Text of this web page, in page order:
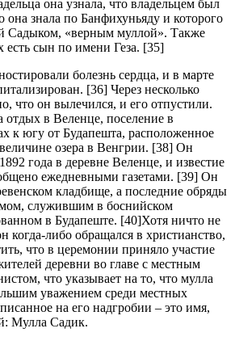
она узнала, что владельцем был
она знала по Банфихуньяду и которого
Садыком, «верным муллой». Также
есть сын по имени Геза. [35]
болезнь сердца, и в марте
[36] Через несколько
что он вылечился, и его отпустили.
отдых в Веленце, поселение в
к югу от Будапешта, расположенное
озера в Венгрии. [38] Он
года в деревне Веленце, и известие
ежедневными газетами. [39] Он
кладбище, а последние обряды
служившим в боснийском
в Будапеште. [40]Хотя ничто не
когда-либо обращался в христианство,
что в церемонии приняло участие
деревни во главе с местным
что указывает на то, что мулла
уважением среди местных
на его надгробии – это имя,
Мулла Садик.